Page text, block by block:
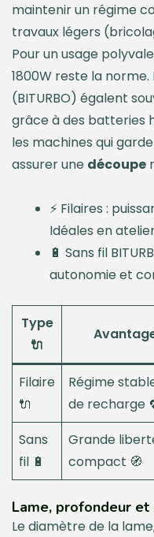
maintenir un régime
travaux légers
Pour un usage
1800W reste la
(BITURBO) égalent
grâce à des batteries
les machines qui
assurer une découpe
⚡ Filaires :
Idéales en
🔋 Sans fil
autonomie et
Type
🔌
Filaire
🔌
Régime
de recharge
Sans
fil 🔋
Grande
compact 🧭
Lame, profondeur
Le diamètre de la